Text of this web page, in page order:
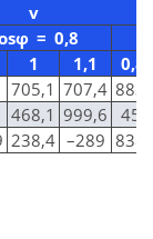
v
= 0,8
1 1,1
705,1 707,4
468,1 999,6
238,4 –289